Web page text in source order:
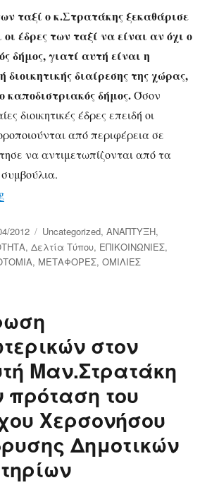
ταξί ο κ.Στρατάκης ξεκαθάρισε
έδρες των ταξί να είναι αν όχι ο
δήμος, γιατί αυτή είναι η
διοικητικής διαίρεσης της χώρας,
καποδιστριακός δήμος.Όσον
διοικητικές έδρες επειδή οι
από περιφέρεια σε
να αντιμετωπίζονται από τα
“Σαφείς οι θέσεις του Μαν.Στρατάκη επί
2012 Categories
Uncategorized,ΑΝΑΠΤΥΞΗ,
,Δελτία Τύπου, ΕΠΙΚΟΙΝΩΝΙΕΣ,
, ΜΕΤΑΦΟΡΕΣ,ΟΜΙΛΙΕΣ
στον
Μαν.Στρατάκη
πρόταση του
Χερσονήσου
Δημοτικών